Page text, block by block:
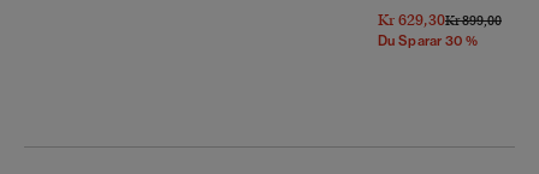
Kr 629,30Pris Reducerat
Kr 899,00Till
Du Sparar 30 %